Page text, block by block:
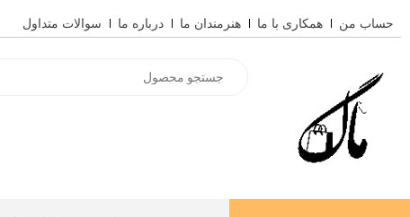
به
حساب من همکاری با ما هنرمندان ما درباره ما سوالات متداول
search